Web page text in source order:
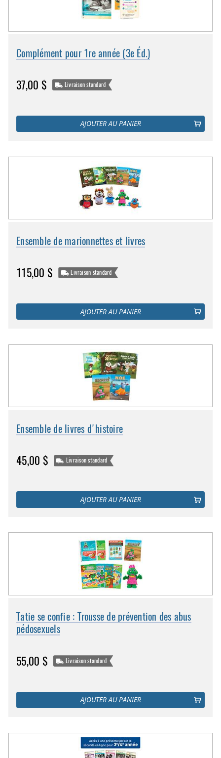
Complément pour 1re année (3e Éd.)
37,00 $ Livraison standard
AJOUTER AU PANIER
Ensemble de marionnettes et livres
115,00 $ Livraison standard
AJOUTER AU PANIER
Ensemble de livres d'histoire
45,00 $ Livraison standard
AJOUTER AU PANIER
Tatie se confie : Trousse de prévention des abus
pédosexuels
55,00 $ Livraison standard
AJOUTER AU PANIER